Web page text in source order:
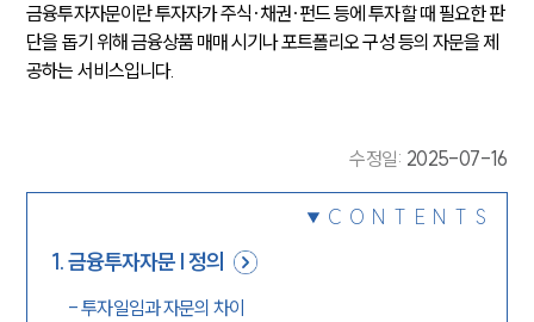
금융투자자문이란 투자자가 주식·채권·펀드 등에 투자할 때 필요한 판
단을 돕기 위해 금융상품 매매 시기나 포트폴리오 구성 등의 자문을 제
공하는 서비스입니다.
수정일: 2025-07-16
CONTENTS
1.금융투자자문 | 정의
-투자일임과 자문의 차이